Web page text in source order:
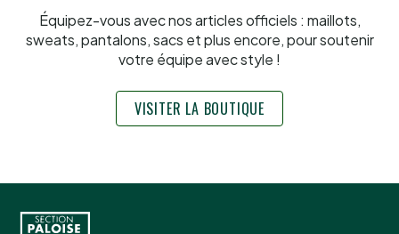
Équipez-vous avec nos articles officiels : maillots,
sweats, pantalons, sacs et plus encore, pour soutenir
votre équipe avec style !
VISITER LA BOUTIQUE